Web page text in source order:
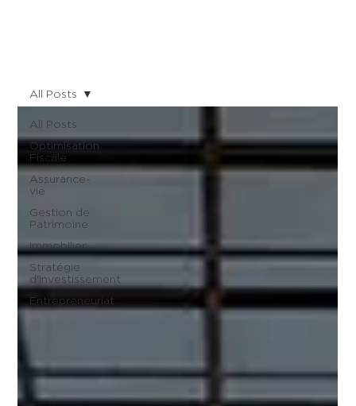
All Posts
Optimisation
Fiscale
Assurance-
vie
Gestion de
Patrimoine
Immobilier
Stratégie
d'investissement
Entrepreneuriat
All Posts